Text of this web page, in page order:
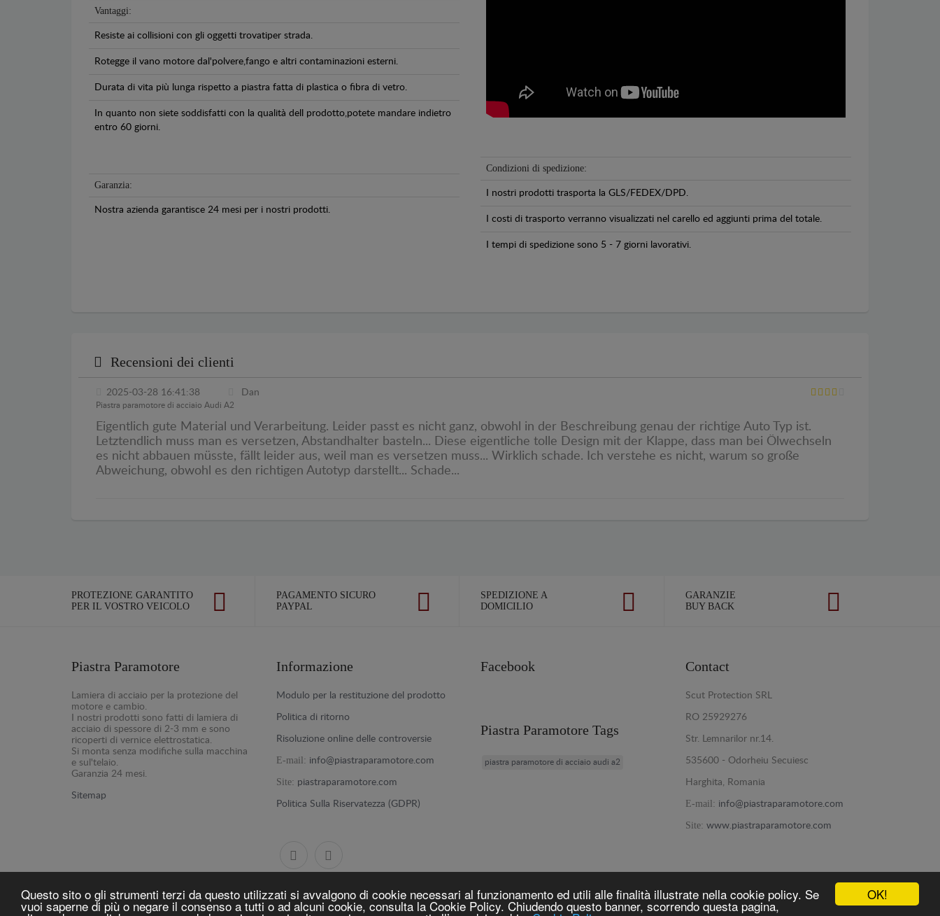
OK!
Questo sito o gli strumenti terzi da questo utilizzati si avvalgono di cookie necessari al funzionamento ed utili alle finalità illustrate nella cookie policy. Se
vuoi saperne di più o negare il consenso a tutti o ad alcuni cookie, consulta la Cookie Policy. Chiudendo questo banner, scorrendo questa pagina,
Vantaggi:
Resiste ai collisioni con gli oggetti trovatiper strada.
Rotegge il vano motore dal'polvere,fango e altri contaminazioni esterni.
Durata di vita più lunga rispetto a piastra fatta di plastica o fibra di vetro.
In quanto non siete soddisfatti con la qualità dell prodotto,potete mandare indietro
entro 60 giorni.
Garanzia:
Nostra azienda garantisce 24 mesi per i nostri prodotti.
Condizioni di spedizione:
I nostri prodotti trasporta la GLS/FEDEX/DPD.
I costi di trasporto verranno visualizzati nel carello ed aggiunti prima del totale.
I tempi di spedizione sono 5 - 7 giorni lavorativi.
Recensioni dei clienti
2025-03-28 16:41:38 Dan
Piastra paramotore di acciaio Audi A2
Eigentlich gute Material und Verarbeitung. Leider passt es nicht ganz, obwohl in der Beschreibung genau der richtige Auto Typ ist.
Letztendlich muss man es versetzen, Abstandhalter basteln... Diese eigentliche tolle Design mit der Klappe, dass man bei Ölwechseln
es nicht abbauen müsste, fällt leider aus, weil man es versetzen muss... Wirklich schade. Ich verstehe es nicht, warum so große
Abweichung, obwohl es den richtigen Autotyp darstellt... Schade...
PROTEZIONE GARANTITO
PER IL VOSTRO VEICOLO
PAGAMENTO SICURO
PAYPAL
SPEDIZIONE A
DOMICILIO
GARANZIE
BUY BACK
Piastra Paramotore
Lamiera di acciaio per la protezione del
motore e cambio.
I nostri prodotti sono fatti di lamiera di
acciaio di spessore di 2-3 mm e sono
ricoperti di vernice elettrostatica.
Si monta senza modifiche sulla macchina
e sul'telaio.
Garanzia 24 mesi.
Sitemap
Informazione
Modulo per la restituzione del prodotto
Politica di ritorno
Risoluzione online delle controversie
E-mail: info@piastraparamotore.com
Site: piastraparamotore.com
Politica Sulla Riservatezza (GDPR)
Facebook
Piastra Paramotore Tags
piastra paramotore di acciaio audi a2
Contact
Scut Protection SRL
RO 25929276
Str. Lemnarilor nr.14.
535600 - Odorheiu Secuiesc
Harghita, Romania
E-mail: info@piastraparamotore.com
Site: www.piastraparamotore.com